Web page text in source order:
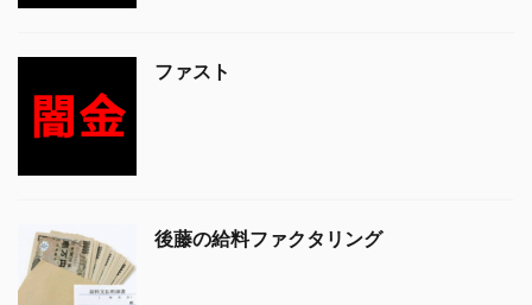
ファスト
後藤の給料ファクタリング